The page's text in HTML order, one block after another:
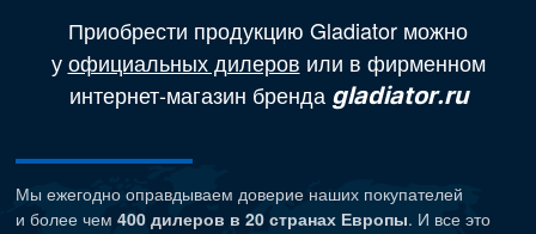
Приобрести продукцию Gladiator можно
уофициальных дилеров или в фирменном
интернет-магазин бренда gladiator.ru
Мы ежегодно оправдываем доверие наших покупателей
и более чем 400 дилеров в 20 странах Европы. И все это